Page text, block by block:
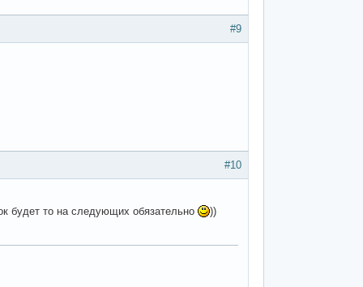
#9
#10
будет то на следующих обязательно
))